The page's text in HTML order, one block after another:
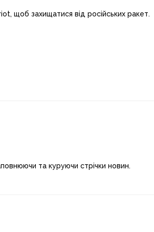
щоб захищатися від російських ракет.
та куруючи стрічки новин.